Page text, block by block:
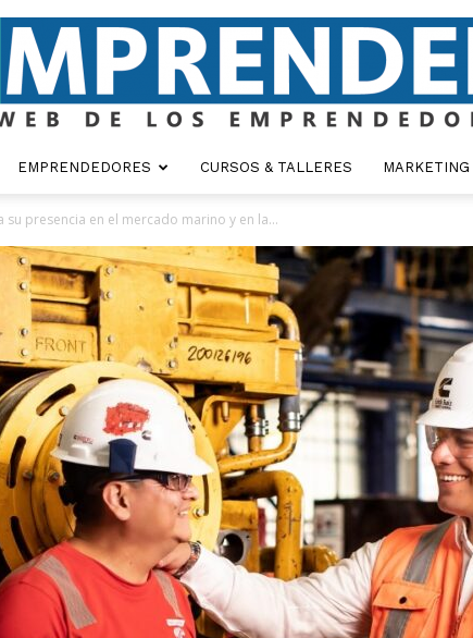
EMPRENDEDORES CURSOS & TALLERES MARKETING
su presencia en el mercado marino y en la...